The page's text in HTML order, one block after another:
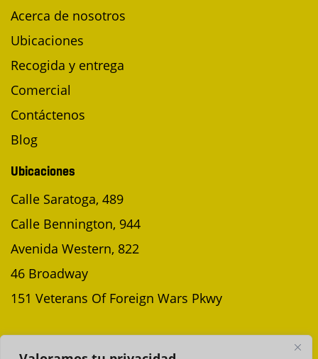
Acerca de nosotros
Ubicaciones
Recogida y entrega
Comercial
Contáctenos
Blog
Ubicaciones
Calle Saratoga, 489
Calle Bennington, 944
Avenida Western, 822
46 Broadway
151 Veterans Of Foreign Wars Pkwy
PROGRAMAR UNA RECOGIDA